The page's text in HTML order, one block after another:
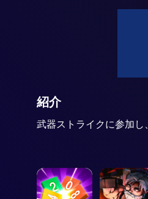
紹介
武器ストライクに参加し